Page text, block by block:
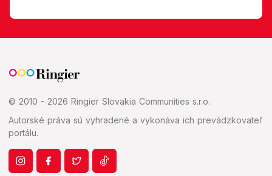
© 2010 - 2026 Ringier Slovakia Communities s.r.o.
Autorské práva sú vyhradené a vykonáva ich prevádzkovateľ
portálu.